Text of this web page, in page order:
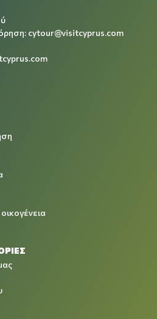
cytour@visitcyprus.com